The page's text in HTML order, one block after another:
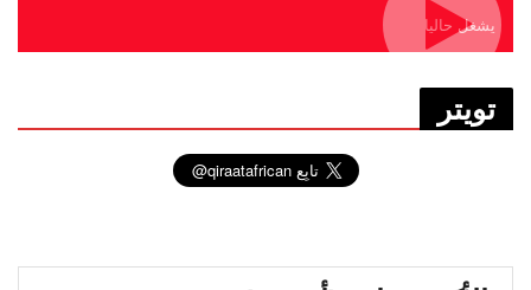
يشغل حاليا
تويتر